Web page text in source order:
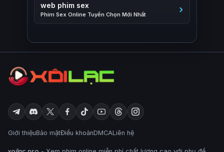
web phim sex
Phim Sex Online Tuyển Chọn Mới Nhất
Giới thiệuBảo mậtĐiều khoảnDMCALiên hệ